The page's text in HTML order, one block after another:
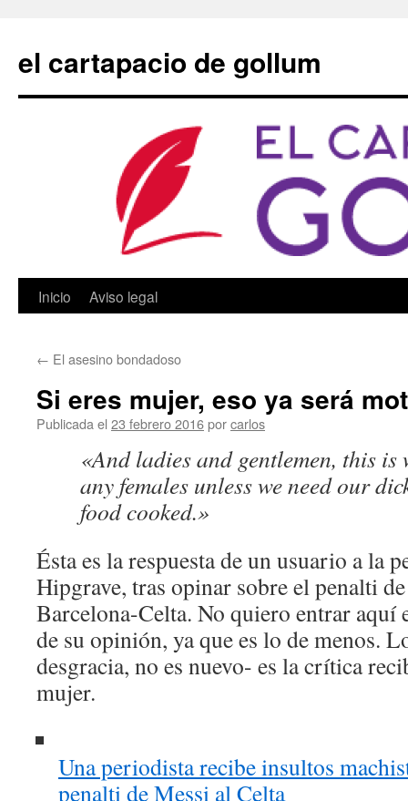
contenido
el cartapacio de gollum
Inicio Aviso legal
← El asesino bondadoso
Si eres mujer, eso ya será
Publicada el 23 febrero 2016porcarlos
«And ladies and gentlemen, this is
any females unless we need our
food cooked.»
Ésta es la respuesta de un usuario a la
Hipgrave, tras opinar sobre el penalti
Barcelona-Celta. No quiero entrar aquí
de su opinión, ya que es lo de menos.
desgracia, no es nuevo- es la crítica
mujer.
Una periodista recibe insultos
penalti de Messi al Celta